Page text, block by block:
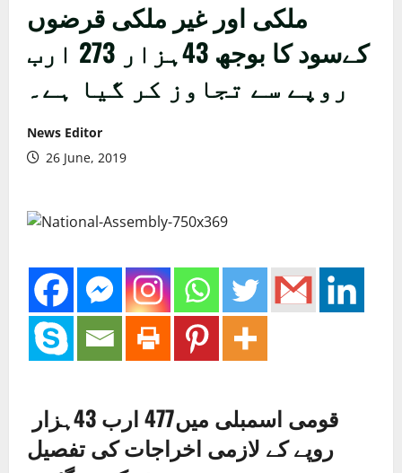
ملکی اور غیر ملکی قرضوں
کےسود کا بوجھ 43ہزار 273 ارب
روپے سے تجاوز کر گیا ہے۔
News Editor
26 June, 2019
قومی اسمبلی میں477 ارب 43ہزار
روپے کے لازمی اخراجات کی تفصیل